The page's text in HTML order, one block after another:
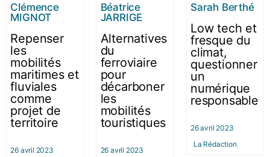
Clémence
MIGNOT
Repenser
les
mobilités
maritimes et
fluviales
comme
projet de
territoire
26 avril 2023
Béatrice
JARRIGE
Alternatives
du
ferroviaire
pour
décarboner
les
mobilités
touristiques
26 avril 2023
Sarah Berthé
Low tech et
fresque du
climat,
questionner
un
numérique
responsable
26 avril 2023
La Rédaction